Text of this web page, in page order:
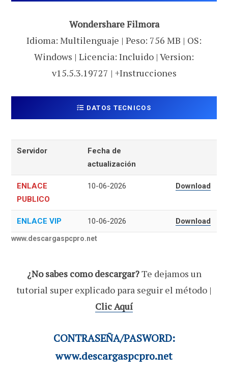
Wondershare Filmora
Idioma: Multilenguaje | Peso: 756 MB | OS:
Windows | Licencia: Incluido | Version:
v15.5.3.19727 | +Instrucciones
DATOS TECNICOS
Servidor
Fecha de
actualización
ENLACE
PUBLICO
10-06-2026 Download
ENLACE VIP 10-06-2026 Download
www.descargaspcpro.net
¿No sabes como descargar?Te dejamos un
tutorial super explicado para seguir el método |
Clic Aquí
CONTRASEÑA/PASWORD:
www.descargaspcpro.net